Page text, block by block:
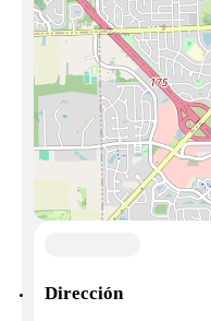
Dirección